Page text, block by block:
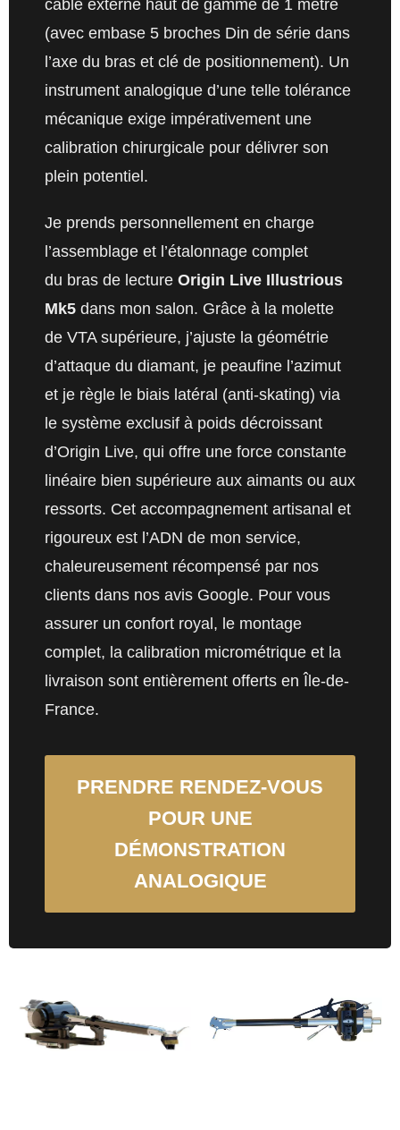
câble externe haut de gamme de 1 mètre
(avec embase 5 broches Din de série dans
l’axe du bras et clé de positionnement). Un
instrument analogique d’une telle tolérance
mécanique exige impérativement une
calibration chirurgicale pour délivrer son
plein potentiel.
Je prends personnellement en charge
l’assemblage et l’étalonnage complet
du bras de lecture Origin Live Illustrious
Mk5 dans mon salon. Grâce à la molette
de VTA supérieure, j’ajuste la géométrie
d’attaque du diamant, je peaufine l’azimut
et je règle le biais latéral (anti-skating) via
le système exclusif à poids décroissant
d’Origin Live, qui offre une force constante
linéaire bien supérieure aux aimants ou aux
ressorts. Cet accompagnement artisanal et
rigoureux est l’ADN de mon service,
chaleureusement récompensé par nos
clients dans nos avis Google. Pour vous
assurer un confort royal, le montage
complet, la calibration micrométrique et la
livraison sont entièrement offerts en Île-de-
France.
PRENDRE RENDEZ-VOUS
POUR UNE
DÉMONSTRATION
ANALOGIQUE